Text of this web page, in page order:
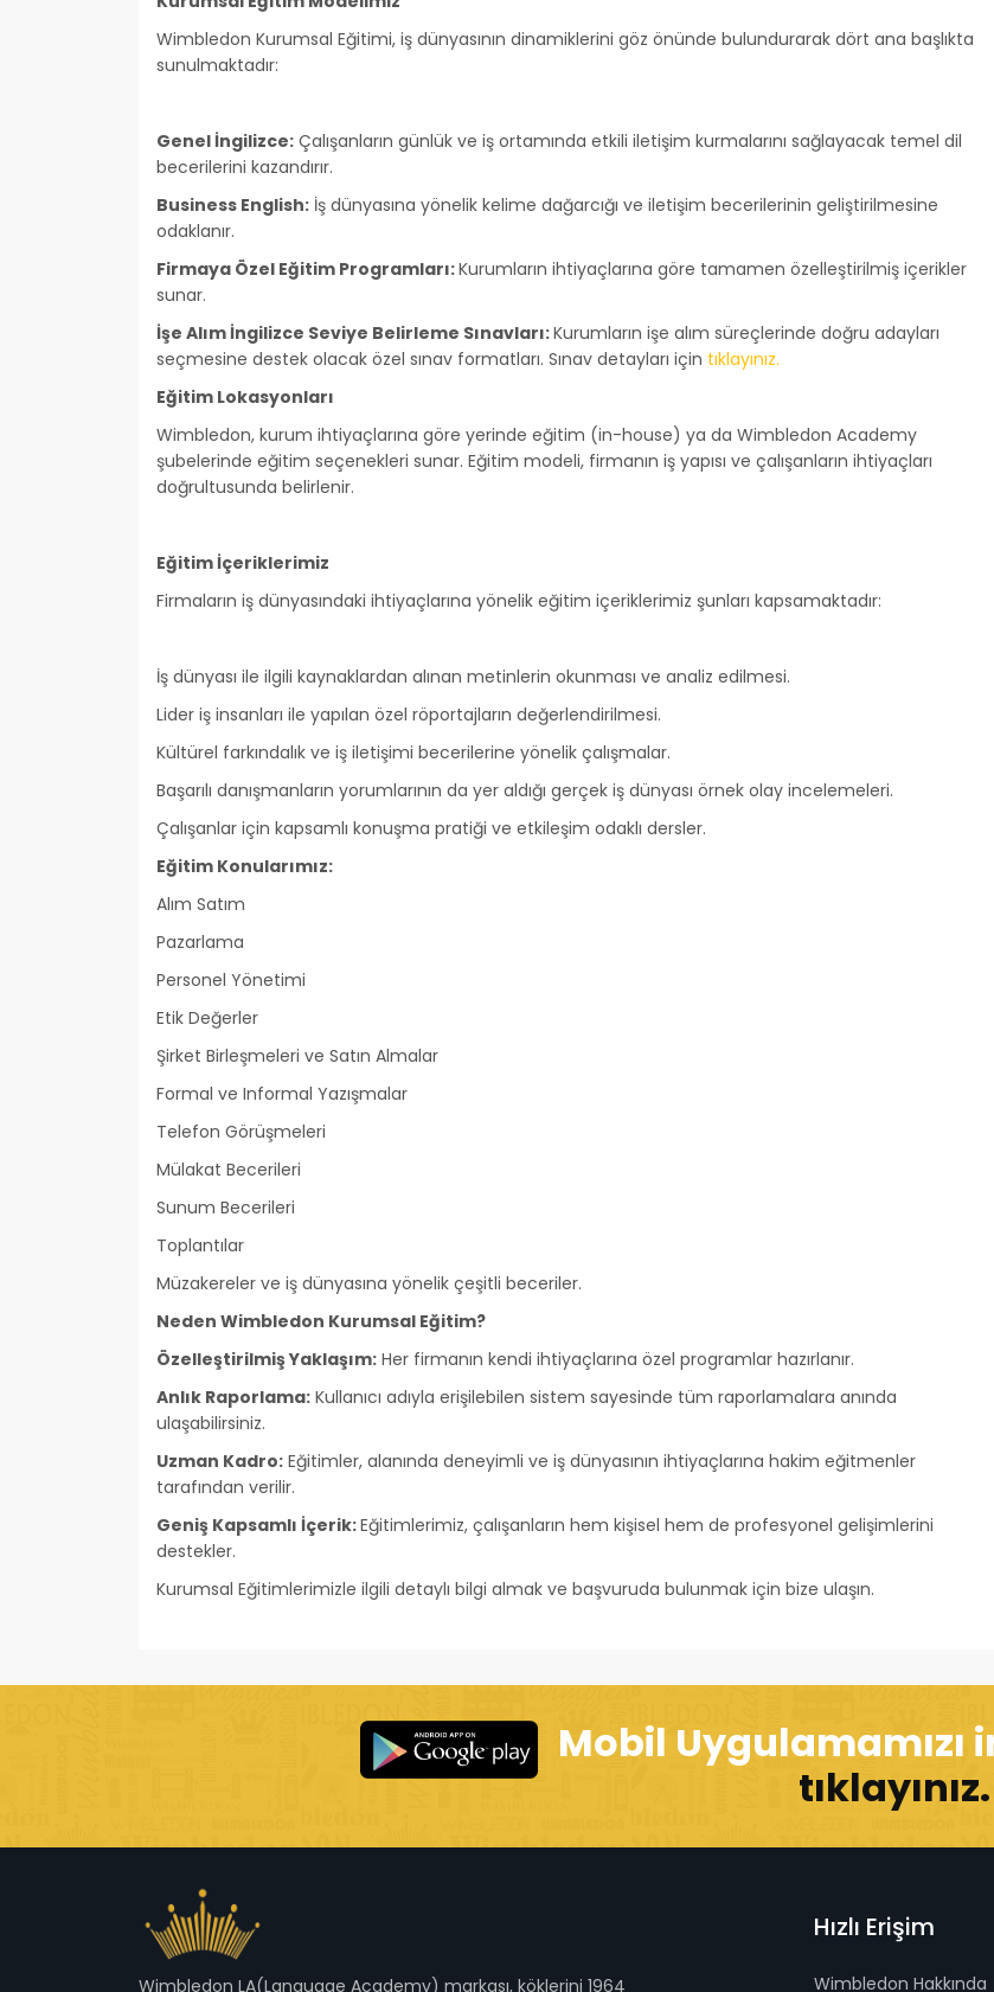
Wimbledon Kurumsal Eğitimi, iş dünyasının dinamiklerini göz önünde bulundurarak dört ana başlıkta
sunulmaktadır:
Genel İngilizce: Çalışanların günlük ve iş ortamında etkili iletişim kurmalarını sağlayacak temel dil
becerilerini kazandırır.
Business English: İş dünyasına yönelik kelime dağarcığı ve iletişim becerilerinin geliştirilmesine
odaklanır.
Firmaya Özel Eğitim Programları:Kurumların ihtiyaçlarına göre tamamen özelleştirilmiş içerikler
sunar.
İşe Alım İngilizce Seviye Belirleme Sınavları:Kurumların işe alım süreçlerinde doğru adayları
seçmesine destek olacak özel sınav formatları. Sınav detayları için tıklayınız.
Eğitim Lokasyonları
Wimbledon, kurum ihtiyaçlarına göre yerinde eğitim (in-house) ya da Wimbledon Academy
şubelerinde eğitim seçenekleri sunar. Eğitim modeli, firmanın iş yapısı ve çalışanların ihtiyaçları
doğrultusunda belirlenir.
Eğitim İçeriklerimiz
Firmaların iş dünyasındaki ihtiyaçlarına yönelik eğitim içeriklerimiz şunları kapsamaktadır:
İş dünyası ile ilgili kaynaklardan alınan metinlerin okunması ve analiz edilmesi.
Lider iş insanları ile yapılan özel röportajların değerlendirilmesi.
Kültürel farkındalık ve iş iletişimi becerilerine yönelik çalışmalar.
Başarılı danışmanların yorumlarının da yer aldığı gerçek iş dünyası örnek olay incelemeleri.
Çalışanlar için kapsamlı konuşma pratiği ve etkileşim odaklı dersler.
Eğitim Konularımız:
Alım Satım
Pazarlama
Personel Yönetimi
Etik Değerler
Şirket Birleşmeleri ve Satın Almalar
Formal ve Informal Yazışmalar
Telefon Görüşmeleri
Mülakat Becerileri
Sunum Becerileri
Toplantılar
Müzakereler ve iş dünyasına yönelik çeşitli beceriler.
Neden Wimbledon Kurumsal Eğitim?
Özelleştirilmiş Yaklaşım: Her firmanın kendi ihtiyaçlarına özel programlar hazırlanır.
Anlık Raporlama: Kullanıcı adıyla erişilebilen sistem sayesinde tüm raporlamalara anında
ulaşabilirsiniz.
Uzman Kadro: Eğitimler, alanında deneyimli ve iş dünyasının ihtiyaçlarına hakim eğitmenler
tarafından verilir.
Geniş Kapsamlı İçerik:Eğitimlerimiz, çalışanların hem kişisel hem de profesyonel gelişimlerini
destekler.
Kurumsal Eğitimlerimizle ilgili detaylı bilgi almak ve başvuruda bulunmak için bize ulaşın.
Mobil Uygulamamızı
tıklayınız.
Wimbledon LA(Language Academy) markası, köklerini 1964
Hızlı Erişim
Wimbledon Hakkında